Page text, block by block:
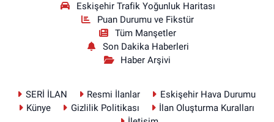
Eskişehir Trafik Yoğunluk Haritası
Puan Durumu ve Fikstür
Tüm Manşetler
Son Dakika Haberleri
Haber Arşivi
SERİ İLAN Resmi İlanlar
Eskişehir Hava Durumu
Künye
Gizlilik Politikası
İlan Oluşturma Kuralları